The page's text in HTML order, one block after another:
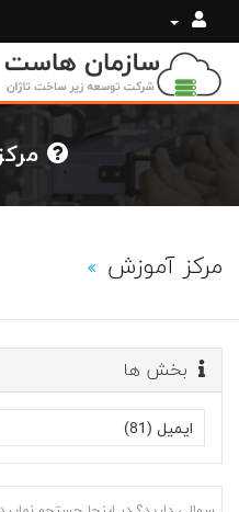
مرکز آموزش
بخش ها